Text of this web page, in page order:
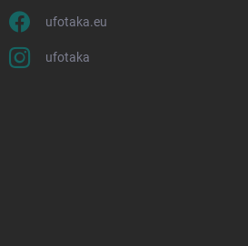
ufotaka.eu
ufotaka